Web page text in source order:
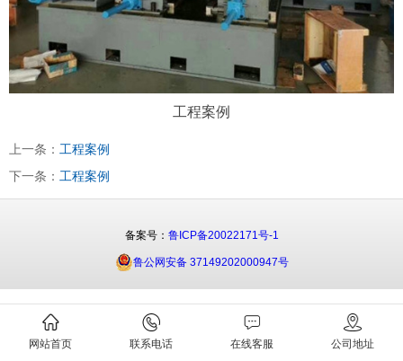
工程案例
上一条： 工程案例
下一条： 工程案例
网站首页 联系电话 在线客服 公司地址
备案号： 鲁ICP备20022171号-1
鲁公网安备 37149202000947号